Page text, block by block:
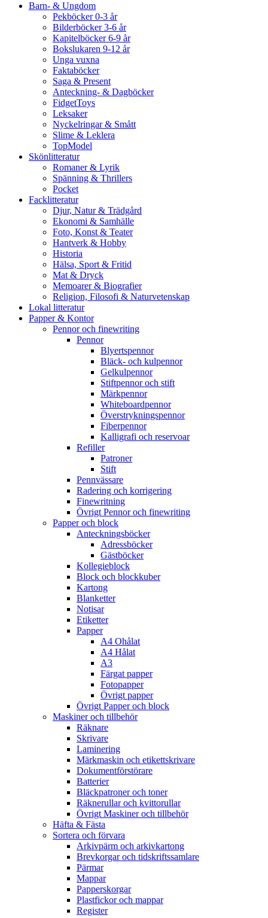
Barn- & Ungdom
Pekböcker 0-3 år
Bilderböcker 3-6 år
Kapitelböcker 6-9 år
Bokslukaren 9-12 år
Unga vuxna
Faktaböcker
Saga & Present
Anteckning- & Dagböcker
FidgetToys
Leksaker
Nyckelringar & Smått
Slime & Leklera
TopModel
Skönlitteratur
Romaner & Lyrik
Spänning & Thrillers
Pocket
Facklitteratur
Djur, Natur & Trädgård
Ekonomi & Samhälle
Foto, Konst & Teater
Hantverk & Hobby
Historia
Hälsa, Sport & Fritid
Mat & Dryck
Memoarer & Biografier
Religion, Filosofi & Naturvetenskap
Lokal litteratur
Papper & Kontor
Pennor och finewriting
Pennor
Blyertspennor
Bläck- och kulpennor
Gelkulpennor
Stiftpennor och stift
Märkpennor
Whiteboardpennor
Överstrykningspennor
Fiberpennor
Kalligrafi och reservoar
Refiller
Patroner
Stift
Pennvässare
Radering och korrigering
Finewritning
Övrigt Pennor och finewriting
Papper och block
Anteckningsböcker
Adressböcker
Gästböcker
Kollegieblock
Block och blockkuber
Kartong
Blanketter
Notisar
Etiketter
Papper
A4 Ohålat
A4 Hålat
A3
Färgat papper
Fotopapper
Övrigt papper
Övrigt Papper och block
Maskiner och tillbehör
Räknare
Skrivare
Laminering
Märkmaskin och etikettskrivare
Dokumentförstörare
Batterier
Bläckpatroner och toner
Räknerullar och kvittorullar
Övrigt Maskiner och tillbehör
Häfta & Fästa
Sortera och förvara
Arkivpärm och arkivkartong
Brevkorgar och tidskriftssamlare
Pärmar
Mappar
Papperskorgar
Plastfickor och mappar
Register